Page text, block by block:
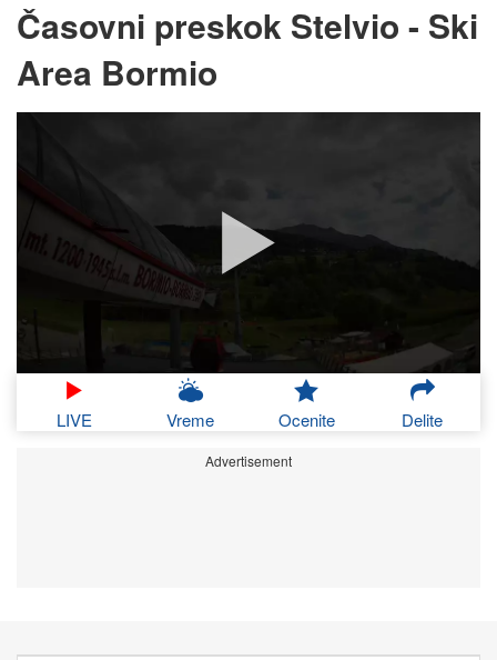
Časovni preskok Stelvio - Ski
Area Bormio
LIVE Vreme Ocenite Delite
Advertisement